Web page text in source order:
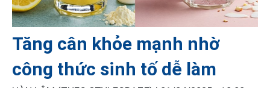
Tăng cân khỏe mạnh nhờ
công thức sinh tố dễ làm